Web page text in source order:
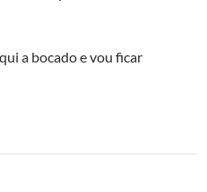
a bocado e vou ficar